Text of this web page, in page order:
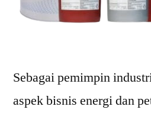
Sebagai pemimpin
aspek bisnis energi dan